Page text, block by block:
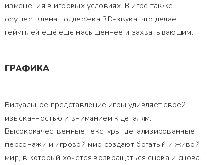
изменения в игровых условиях. В игре также
осуществлена поддержка 3D-звука, что делает
геймплей ещё еще насыщеннее и захватывающим.
ГРАФИКА
Визуальное представление игры удивляет своей
изысканностью и вниманием к деталям.
Высококачественные текстуры, детализированные
персонажи и игровой мир создают богатый и живой
мир, в который хочется возвращаться снова и снова.